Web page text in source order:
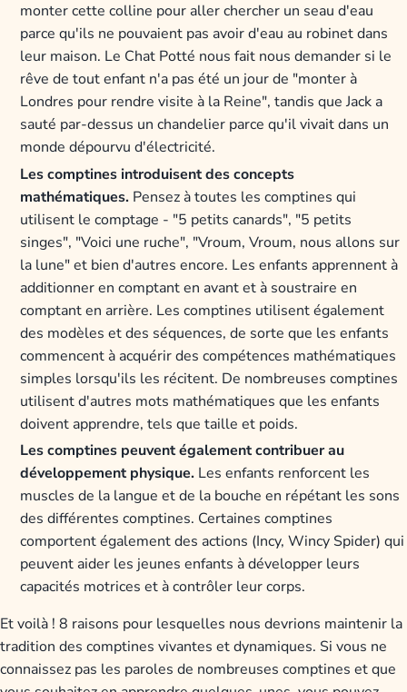
monter cette colline pour aller chercher un seau d'eau
parce qu'ils ne pouvaient pas avoir d'eau au robinet dans
leur maison. Le Chat Potté nous fait nous demander si le
rêve de tout enfant n'a pas été un jour de "monter à
Londres pour rendre visite à la Reine", tandis que Jack a
sauté par-dessus un chandelier parce qu'il vivait dans un
monde dépourvu d'électricité.
Les comptines introduisent des concepts
mathématiques. Pensez à toutes les comptines qui
utilisent le comptage - "5 petits canards", "5 petits
singes", "Voici une ruche", "Vroum, Vroum, nous allons sur
la lune" et bien d'autres encore. Les enfants apprennent à
additionner en comptant en avant et à soustraire en
comptant en arrière. Les comptines utilisent également
des modèles et des séquences, de sorte que les enfants
commencent à acquérir des compétences mathématiques
simples lorsqu'ils les récitent. De nombreuses comptines
utilisent d'autres mots mathématiques que les enfants
doivent apprendre, tels que taille et poids.
Les comptines peuvent également contribuer au
développement physique. Les enfants renforcent les
muscles de la langue et de la bouche en répétant les sons
des différentes comptines. Certaines comptines
comportent également des actions (Incy, Wincy Spider) qui
peuvent aider les jeunes enfants à développer leurs
capacités motrices et à contrôler leur corps.
Et voilà ! 8 raisons pour lesquelles nous devrions maintenir la
tradition des comptines vivantes et dynamiques. Si vous ne
connaissez pas les paroles de nombreuses comptines et que